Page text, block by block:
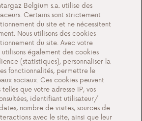
Antargaz
Belgium s.a. utilise des
Certains sont strictement
du site et ne nécessitent
Nous utilisons des cookies
du site. Avec votre
utilisons également des cookies
(statistiques), personnaliser la
fonctionnalités, permettre le
sociaux. Ces cookies peuvent
que votre adresse IP, vos
identifiant utilisateur/
nombre de visites, sources de
avec le site, ainsi que leur